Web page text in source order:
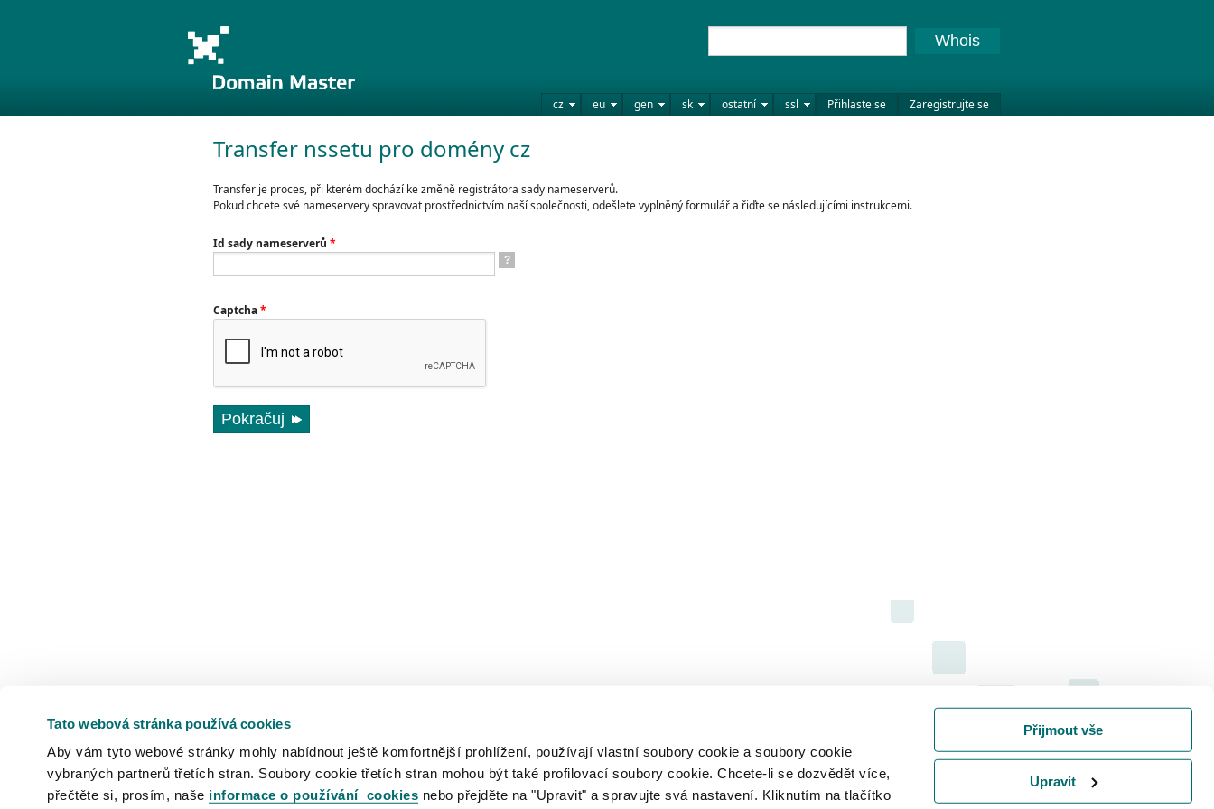
Tato webová stránka používá cookies
Aby vám tyto webové stránky mohly nabídnout ještě komfortnější prohlížení, používají vlastní soubory cookie a soubory cookie
vybraných partnerů třetích stran. Soubory cookie třetích stran mohou být také profilovací soubory cookie. Chcete-li se dozvědět více,
přečtěte si, prosím, naše informace o používání cookies nebo přejděte na "Upravit" a spravujte svá nastavení. Kliknutím na tlačítko
Přijmout vše
Upravit
cz eu gen sk ostatní ssl Přihlaste se Zaregistrujte se
Whois
Transfer nssetu pro domény cz
Transfer je proces, při kterém dochází ke změně registrátora sady nameserverů.
Pokud chcete své nameservery spravovat prostřednictvím naší společnosti, odešlete vyplněný formulář a řiďte se následujícími instrukcemi.
Id sady nameserverů *
?
Captcha*
Pokračuj